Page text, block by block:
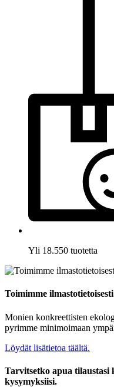
Yli 18.550 tuotetta
Toimimme
Monien konkreettisten
pyrimme minimoimaan
Löydät lisätietoa täältä.
Tarvitsetko apua tilaustasi
kysymyksiisi.